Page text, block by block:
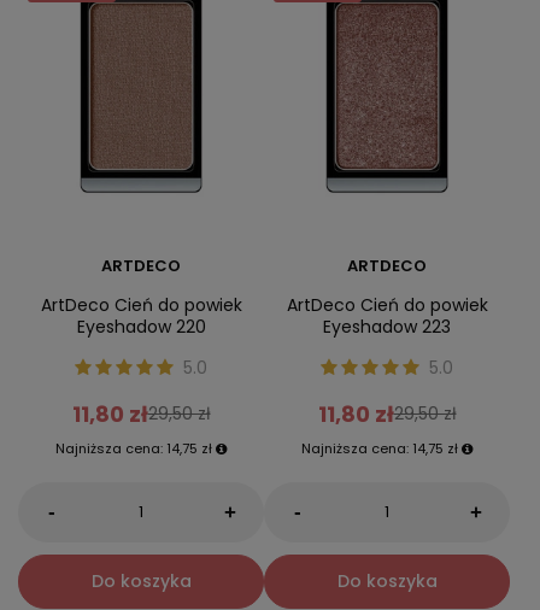
ARTDECO
ArtDeco Cień do powiek
Eyeshadow 220
5.0
11,80 zł29,50 zł
Najniższa cena: 14,75 zł
- +
Do koszyka
ARTDECO
ArtDeco Cień do powiek
Eyeshadow 223
5.0
11,80 zł29,50 zł
Najniższa cena: 14,75 zł
- +
Do koszyka